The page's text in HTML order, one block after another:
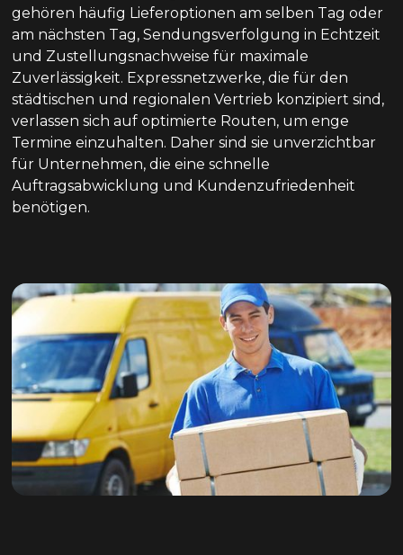
gehören häufig Lieferoptionen am selben Tag oder
am nächsten Tag, Sendungsverfolgung in Echtzeit
und Zustellungsnachweise für maximale
Zuverlässigkeit. Expressnetzwerke, die für den
städtischen und regionalen Vertrieb konzipiert sind,
verlassen sich auf optimierte Routen, um enge
Termine einzuhalten. Daher sind sie unverzichtbar
für Unternehmen, die eine schnelle
Auftragsabwicklung und Kundenzufriedenheit
benötigen.